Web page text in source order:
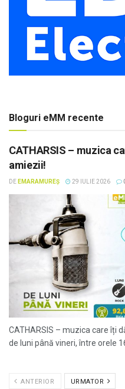
Bloguri eMM recente
CATHARSIS – muzica
amiezii!
DE EMARAMUREȘ 29 IULIE 2026
CATHARSIS – muzica care îți
de luni până vineri, între orele
ANTERIOR URMATOR